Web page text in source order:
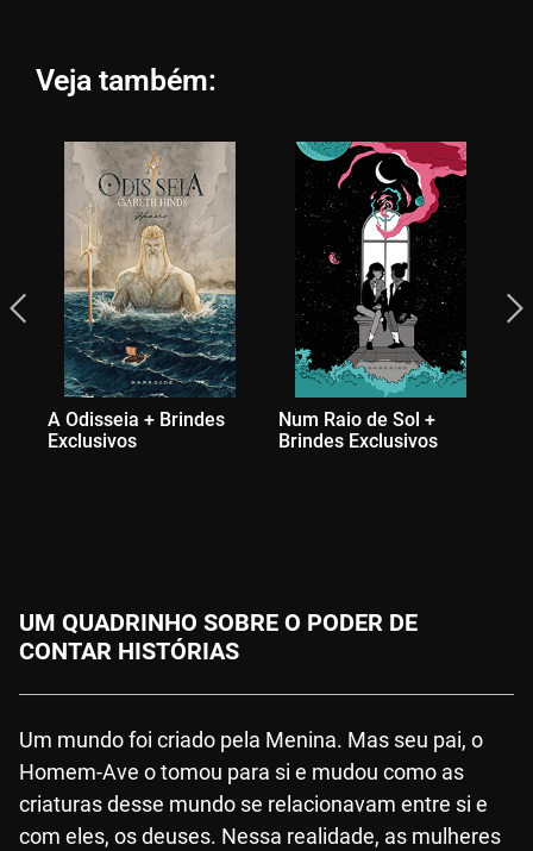
Veja também:
A Odisseia + Brindes
Exclusivos
Num Raio de Sol +
Brindes Exclusivos
UM QUADRINHO SOBRE O PODER DE
CONTAR HISTÓRIAS
Um mundo foi criado pela Menina. Mas seu pai, o
Homem-Ave o tomou para si e mudou como as
criaturas desse mundo se relacionavam entre si e
com eles, os deuses. Nessa realidade, as mulheres